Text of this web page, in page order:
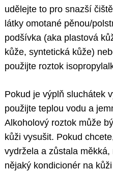
udělejte to pro snazší
látky omotané pěnou/
podšívka (aka plastová
kůže, syntetická kůže)
použijte roztok
Pokud je výplň sluchátek
použijte teplou vodu a
Alkoholový roztok může
kůži vysušit. Pokud
vydržela a zůstala
nějaký kondicionér na